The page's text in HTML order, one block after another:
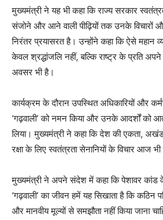
मुख्यमंत्री ने यह भी कहा कि राज्य सरकार
संजोने और आने वाली पीढ़ियों तक उनके विचारों
निरंतर प्रयासरत है। उन्होंने कहा कि ऐसे महान
केवल श्रद्धांजलि नहीं, बल्कि राष्ट्र के प्रति अपने
अवसर भी है।
कार्यक्रम के दौरान उपस्थित अधिकारियों और
‘गढ़वाली’ को नमन किया और उनके आदर्शों को
लिया। मुख्यमंत्री ने कहा कि देश की एकता,
रक्षा के लिए स्वतंत्रता सेनानियों के विचार आज
मुख्यमंत्री ने अपने संदेश में कहा कि पेशावर कांड
‘गढ़वाली’ का जीवन हमें यह सिखाता है कि कठिन
और मानवीय मूल्यों से समझौता नहीं किया जाना